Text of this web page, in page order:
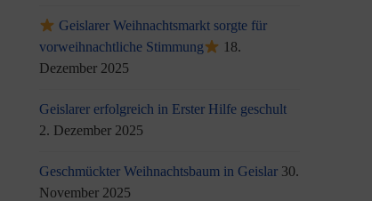
Geislarer Weihnachtsmarkt sorgte für
vorweihnachtliche Stimmung
18.
Dezember 2025
Geislarer erfolgreich in Erster Hilfe geschult
2. Dezember 2025
Geschmückter Weihnachtsbaum in Geislar 30.
November 2025